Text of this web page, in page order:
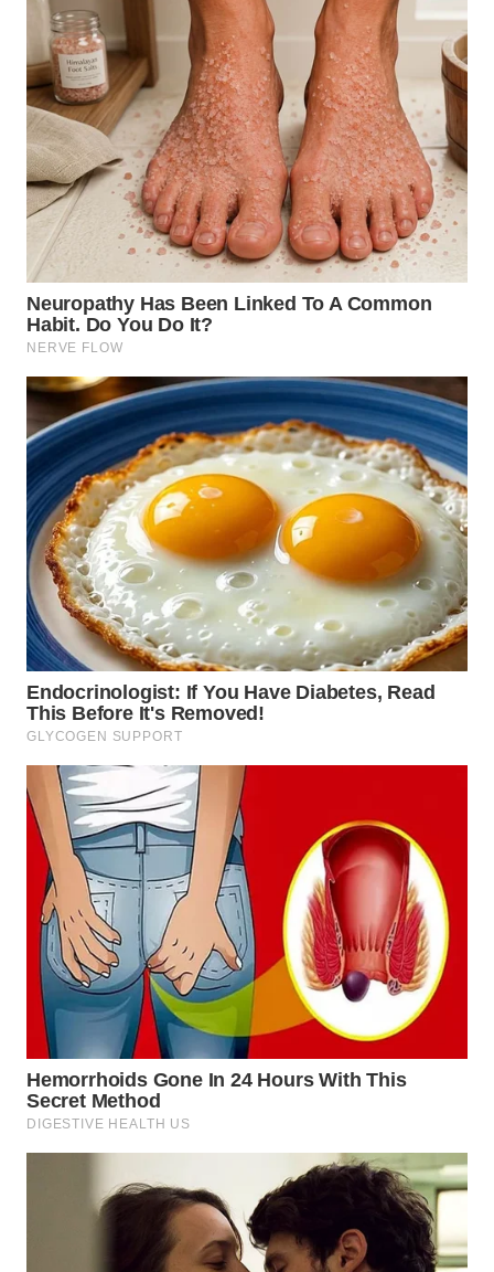
WN
KARO
WN
SIMALUNGUN
WN
LABUHANBATU
WN
TAPANULI
TENGAH
WN DELI
SERDANG
WN
TEBING
TINGGI
WN
PAKPAK
WN
KARAWANG
WN
WN
BOGOR
WN
DEPOK
WN
TAPANULI
UTARA
WN
SAMOSIR
LAWAS